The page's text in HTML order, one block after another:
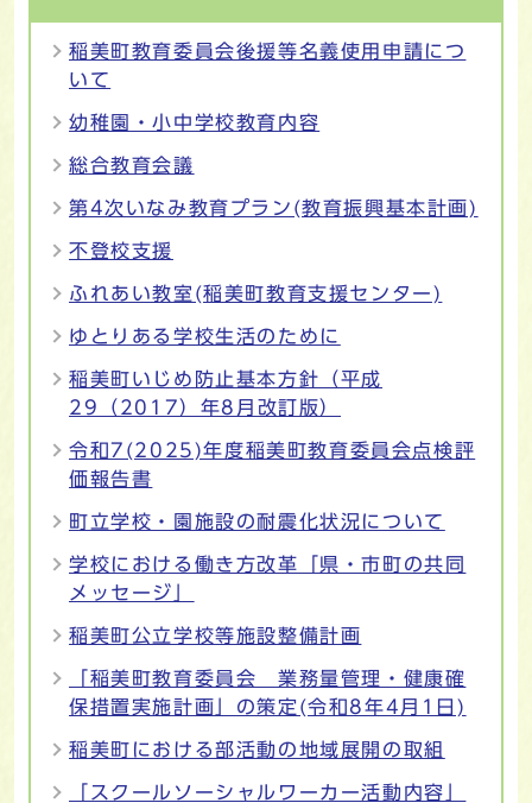
稲美町教育委員会後援等名義使用申請につ
いて
幼稚園・小中学校教育内容
総合教育会議
第4次いなみ教育プラン(教育振興基本計画)
不登校支援
ふれあい教室(稲美町教育支援センター)
ゆとりある学校生活のために
稲美町いじめ防止基本方針（平成
29（2017）年8月改訂版）
令和7(2025)年度稲美町教育委員会点検評
価報告書
町立学校・園施設の耐震化状況について
学校における働き方改革「県・市町の共同
メッセージ」
稲美町公立学校等施設整備計画
「稲美町教育委員会 業務量管理・健康確
保措置実施計画」の策定(令和8年4月1日)
稲美町における部活動の地域展開の取組
「スクールソーシャルワーカー活動内容」